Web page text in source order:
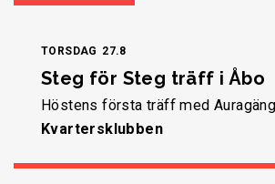
TORSDAG 27.8
Steg för Steg träff i Åbo
Höstens första träff med
Kvartersklubben